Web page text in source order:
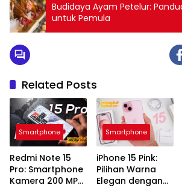
Budidaya Ayam Petelur:
untuk Pemula
Related Posts
Smartphone
Redmi Note 15
Pro: Smartphone
Kamera 200 MP
Smartphone
iPhone 15 Pink:
Pilihan Warna
Elegan dengan